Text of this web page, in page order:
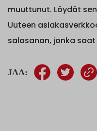
muuttunut. Löydät
Uuteen
salasanan, jonka
JAA: